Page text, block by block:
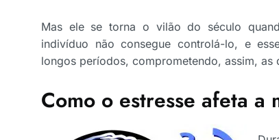
Mas ele se torna o vilão do século
indivíduo não consegue controlá-lo, e
longos períodos, comprometendo, assim, as
Como o estresse afeta a